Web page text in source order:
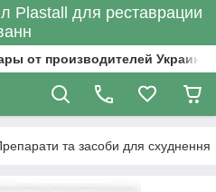
Plastall для реставрации
от производителей
та засоби для схуднення